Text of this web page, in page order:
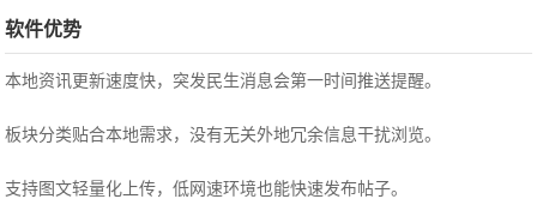
软件优势
本地资讯更新速度快，突发民生消息会第一时间推送提醒。
板块分类贴合本地需求，没有无关外地冗余信息干扰浏览。
支持图文轻量化上传，低网速环境也能快速发布帖子。